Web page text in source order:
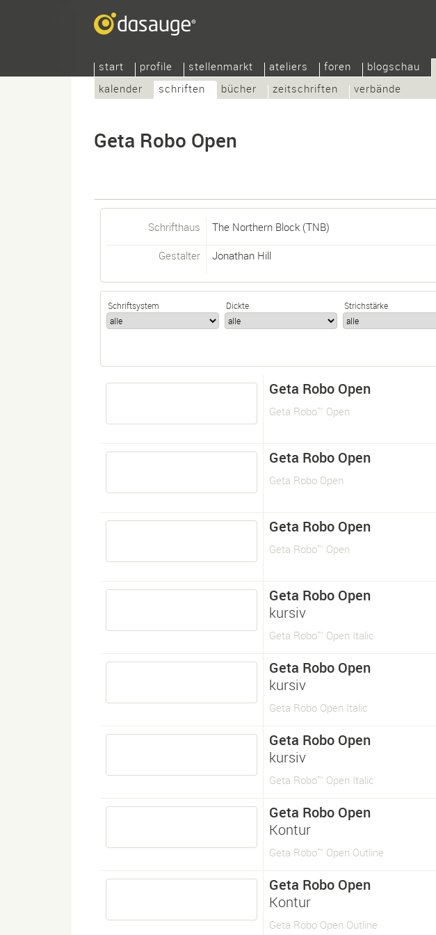
start profile stellenmarkt ateliers foren blogschau
kalender
schriften bücher zeitschriften verbände
Geta Robo Open
Schrifthaus The Northern Block (TNB)
Gestalter Jonathan Hill
Schriftsystem Dickte Strichstärke
Geta Robo Open
Geta Robo™ Open
Geta Robo Open
Geta Robo Open
Geta Robo Open
Geta Robo™ Open
Geta Robo Open
kursiv
Geta Robo™ Open Italic
Geta Robo Open
kursiv
Geta Robo Open Italic
Geta Robo Open
kursiv
Geta Robo™ Open Italic
Geta Robo Open
Kontur
Geta Robo™ Open Outline
Geta Robo Open
Kontur
Geta Robo Open Outline